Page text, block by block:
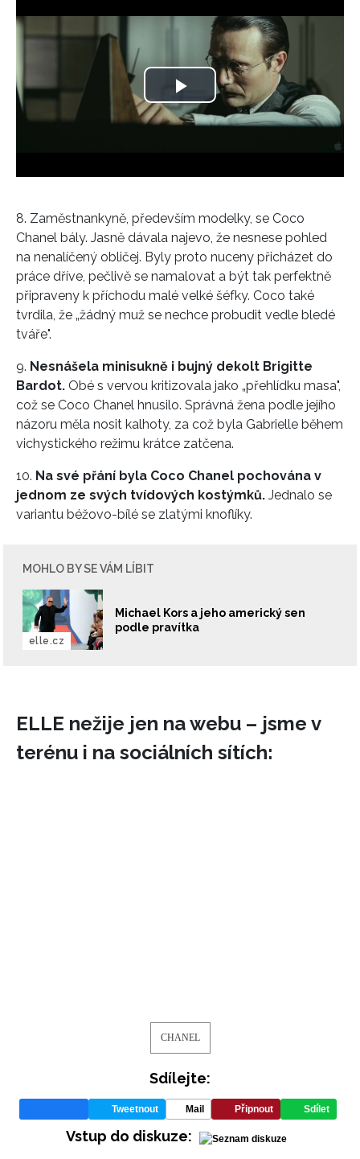
INFORMACE
REDAKCE
Play
8. Zaměstnankyně, především modelky, se Coco
Chanel bály. Jasně dávala najevo, že nesnese pohled
na nenalíčený obličej. Byly proto nuceny přicházet do
práce dříve, pečlivě se namalovat a být tak perfektně
připraveny k příchodu malé velké šéfky. Coco také
tvrdila, že „žádný muž se nechce probudit vedle bledé
tváře".
9. Nesnášela minisukně i bujný dekolt Brigitte
Bardot. Obé s vervou kritizovala jako „přehlídku masa",
což se Coco Chanel hnusilo. Správná žena podle jejího
názoru měla nosit kalhoty, za což byla Gabrielle během
vichystického režimu krátce zatčena.
10. Na své přání byla Coco Chanel pochována v
jednom ze svých tvídových kostýmků. Jednalo se
variantu béžovo-bílé se zlatými knoflíky.
MOHLO BY SE VÁM LÍBIT
Michael Kors a jeho americký sen
podle pravítka
elle.cz
ELLE nežije jen na webu – jsme v
terénu i na sociálních sítích:
CHANEL
Sdílejte:
Tweetnout Mail Připnout Sdílet
Vstup do diskuze: